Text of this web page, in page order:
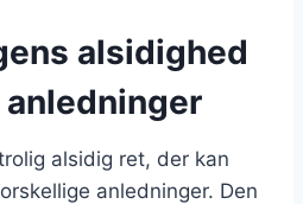
alsidighed
alsidig ret, der kan
anledninger. Den